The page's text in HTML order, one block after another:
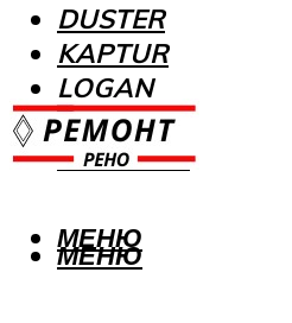
DUSTER
KAPTUR
LOGAN
MEGANE
SANDERO
МЕНЮ
МЕНЮ